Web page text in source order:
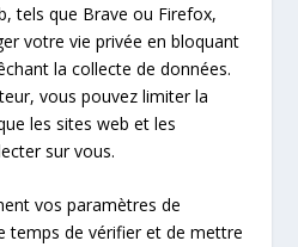
tels que Brave ou Firefox,
votre vie privée en bloquant
la collecte de données.
vous pouvez limiter la
les sites web et les
sur vous.
vos paramètres de
temps de vérifier et de mettre